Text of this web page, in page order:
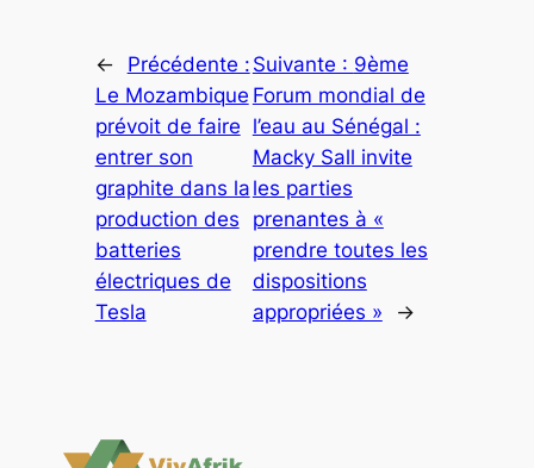
←
Précédente :
Le Mozambique
prévoit de faire
entrer son
graphite dans la
production des
batteries
électriques de
Tesla
Suivante : 9ème
Forum mondial de
l’eau au Sénégal :
Macky Sall invite
les parties
prenantes à «
prendre toutes les
dispositions
appropriées »
→